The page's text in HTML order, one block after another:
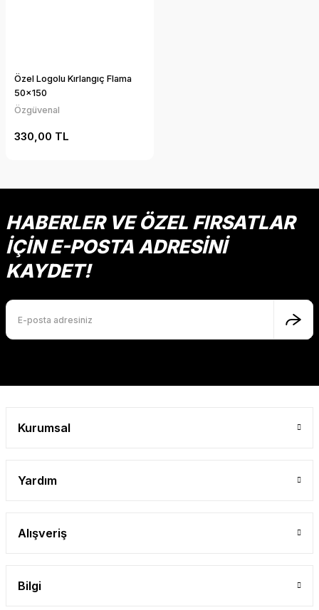
Özel Logolu Kırlangıç Flama
50x150
Özgüvenal
330,00 TL
HABERLER VE ÖZEL FIRSATLAR
İÇİN E-POSTA ADRESİNİ
KAYDET!
Kurumsal
Yardım
Alışveriş
Bilgi